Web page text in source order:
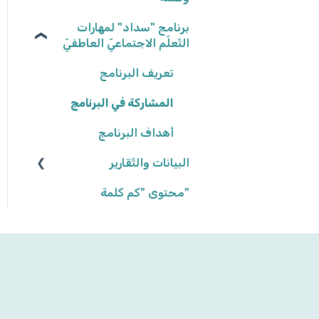
نكتب الواقع، نحلّق في
الخيال ٢٠٢٥/٢٠٢٦
كواكب سيّارة ٢٠٢٤/٢٠٢٥
كواكب سيّارة ٢٠٢٣/٢٠٢٤
إنّها تمطر آراء وحقائق!
برنامج "سداد" لمهارات
التّعلّم الاجتماعيّ العاطفيّ
تعريف البرنامج
المشاركة في البرنامج
أهداف البرنامج
البيانات والتّقارير
بيانات وتقارير التّلاميذ
"محتوى "كم كلمة